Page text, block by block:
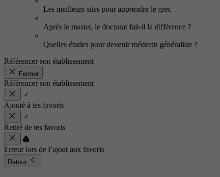
Les meilleurs sites pour apprendre le grec
Après le master, le doctorat fait-il la différence ?
Quelles études pour devenir médecin généraliste ?
Référencer son établissement
Fermer
Référencer son établissement
Ajouté à tes favoris
Retiré de tes favoris
Erreur lors de l’ajout aux favoris
Retour